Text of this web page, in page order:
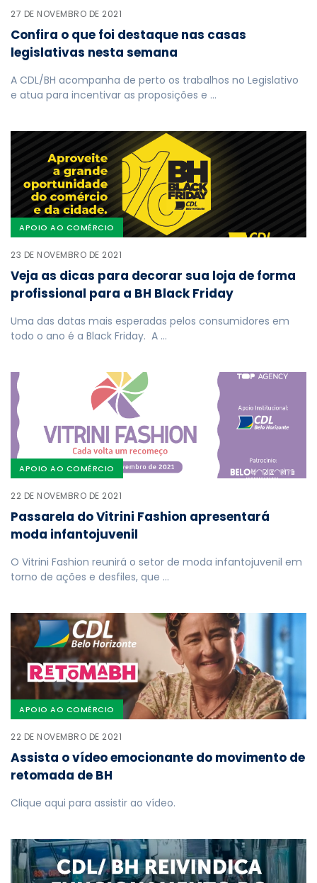
27 DE NOVEMBRO DE 2021
Confira o que foi destaque nas casas
legislativas nesta semana
A CDL/BH acompanha de perto os trabalhos no Legislativo
e atua para incentivar as proposições e …
APOIO AO COMÉRCIO
23 DE NOVEMBRO DE 2021
Veja as dicas para decorar sua loja de forma
profissional para a BH Black Friday
Uma das datas mais esperadas pelos consumidores em
todo o ano é a Black Friday. A …
APOIO AO COMÉRCIO
22 DE NOVEMBRO DE 2021
Passarela do Vitrini Fashion apresentará
moda infantojuvenil
O Vitrini Fashion reunirá o setor de moda infantojuvenil em
torno de ações e desfiles, que …
APOIO AO COMÉRCIO
22 DE NOVEMBRO DE 2021
Assista o vídeo emocionante do movimento de
retomada de BH
Clique aqui para assistir ao vídeo.